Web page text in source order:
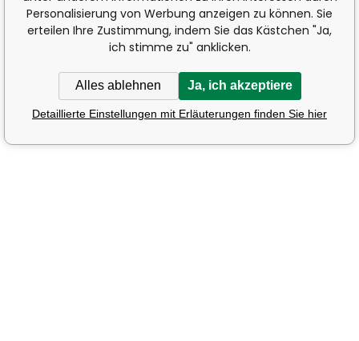
Personalisierung von Werbung anzeigen zu können. Sie
erteilen Ihre Zustimmung, indem Sie das Kästchen "Ja,
ich stimme zu" anklicken.
Alles ablehnen Ja, ich akzeptiere
Detaillierte Einstellungen mit Erläuterungen finden Sie hier